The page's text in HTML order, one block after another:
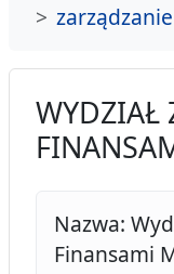
WYDZIAŁ
Nazwa:
Finansami